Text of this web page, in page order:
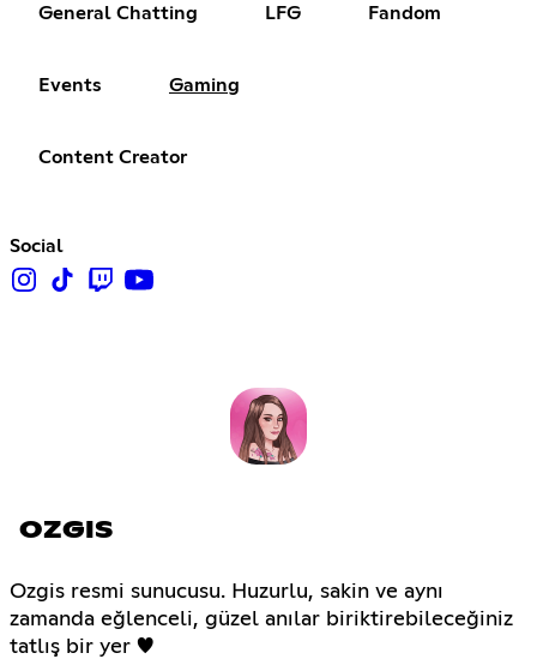
General Chatting LFG Fandom
Events Gaming
Content Creator
Social
OZGIS
Ozgis resmi sunucusu. Huzurlu, sakin ve aynı
zamanda eğlenceli, güzel anılar biriktirebileceğiniz
tatlış bir yer ♥